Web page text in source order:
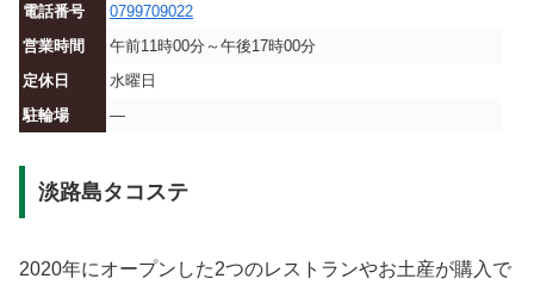
電話番号
0799709022
営業時間
午前11時00分～午後17時00分
定休日
水曜日
駐輪場
—
淡路島タコステ
2020年にオープンした2つのレストランやお土産が購入で